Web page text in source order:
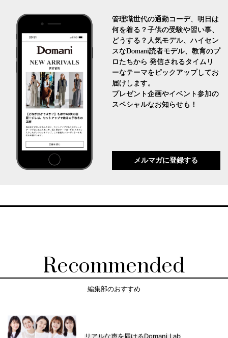
管理職世代の通勤コーデ、明日は
何を着る？子供の受験や習い事、
どうする？人気モデル、ハイセン
スなDomani読者モデル、教育のプ
ロたちから 発信されるタイムリ
ーなテーマをピックアップしてお
届けします。
プレゼント企画やイベント参加の
スペシャルなお知らせも！
メルマガに登録する
Recommended
編集部のおすすめ
リアルな声を届けるDomani Lab